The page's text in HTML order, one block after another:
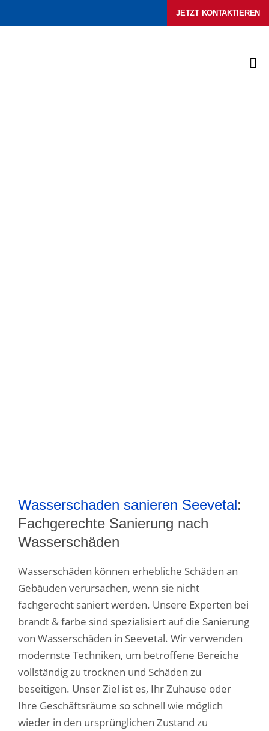
JETZT KONTAKTIEREN
Wasserschaden sanieren Seevetal:
Fachgerechte Sanierung nach
Wasserschäden
Wasserschäden können erhebliche Schäden an
Gebäuden verursachen, wenn sie nicht
fachgerecht saniert werden. Unsere Experten bei
brandt & farbe sind spezialisiert auf die Sanierung
von Wasserschäden in Seevetal. Wir verwenden
modernste Techniken, um betroffene Bereiche
vollständig zu trocknen und Schäden zu
beseitigen. Unser Ziel ist es, Ihr Zuhause oder
Ihre Geschäftsräume so schnell wie möglich
wieder in den ursprünglichen Zustand zu